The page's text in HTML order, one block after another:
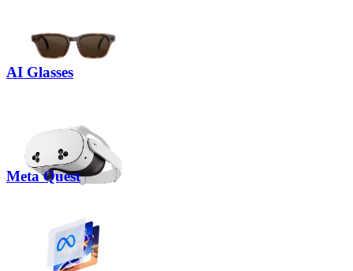
AI Glasses
Meta Quest